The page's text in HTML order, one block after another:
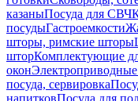
казаныПосуда для СВЧ
посудыГастроемкости
шторы, римские шторы
шторКомплектующие
окон
посуда, сервировка
напитковПосуда для